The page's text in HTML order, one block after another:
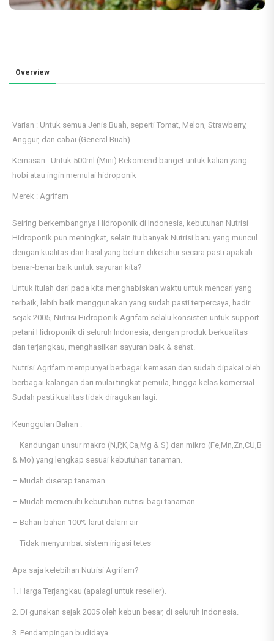
Overview
Varian : Untuk semua Jenis Buah, seperti Tomat, Melon, Strawberry,
Anggur, dan cabai (General Buah)
Kemasan : Untuk 500ml (Mini) Rekomend banget untuk kalian yang
hobi atau ingin memulai hidroponik
Merek : Agrifam
Seiring berkembangnya Hidroponik di Indonesia, kebutuhan Nutrisi
Hidroponik pun meningkat, selain itu banyak Nutrisi baru yang muncul
dengan kualitas dan hasil yang belum diketahui secara pasti apakah
benar-benar baik untuk sayuran kita?
Untuk itulah dari pada kita menghabiskan waktu untuk mencari yang
terbaik, lebih baik menggunakan yang sudah pasti terpercaya, hadir
sejak 2005, Nutrisi Hidroponik Agrifam selalu konsisten untuk support
petani Hidroponik di seluruh Indonesia, dengan produk berkualitas
dan terjangkau, menghasilkan sayuran baik & sehat.
Nutrisi Agrifam mempunyai berbagai kemasan dan sudah dipakai oleh
berbagai kalangan dari mulai tingkat pemula, hingga kelas komersial.
Sudah pasti kualitas tidak diragukan lagi.
Keunggulan Bahan :
– Kandungan unsur makro (N,P,K,Ca,Mg & S) dan mikro (Fe,Mn,Zn,CU,B
& Mo) yang lengkap sesuai kebutuhan tanaman.
– Mudah diserap tanaman
– Mudah memenuhi kebutuhan nutrisi bagi tanaman
– Bahan-bahan 100% larut dalam air
– Tidak menyumbat sistem irigasi tetes
Apa saja kelebihan Nutrisi Agrifam?
1. Harga Terjangkau (apalagi untuk reseller).
2. Di gunakan sejak 2005 oleh kebun besar, di seluruh Indonesia.
3. Pendampingan budidaya.